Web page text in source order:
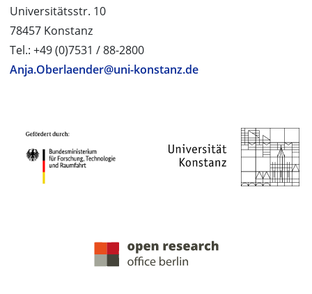
Universitätsstr. 10
78457 Konstanz
Tel.: +49 (0)7531 / 88-2800
Anja.Oberlaender@uni-konstanz.de